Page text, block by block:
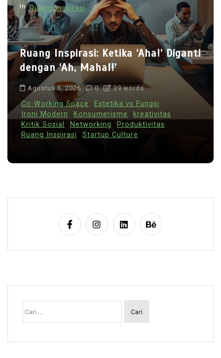
In Ruang Inspirasi
Ruang Inspirasi: Ketika ‘Aha!’ Diganti
dengan ‘Ah, Mahal!’
Agustus 6, 2026 0 39 words
Co-Working Space
Estetika vs Fungsi
Ironi Modern
Konsumerisme
kreativitas
Kritik Sosial
Networking
Produktivitas
Ruang Inspirasi
Startup Culture
Cari
untuk: